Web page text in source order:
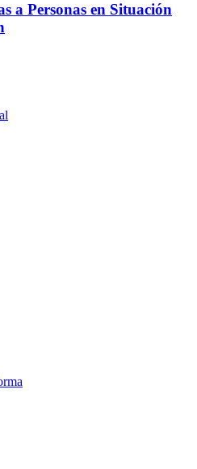
a Personas en Situación